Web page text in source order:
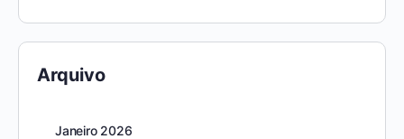
Arquivo
Janeiro 2026